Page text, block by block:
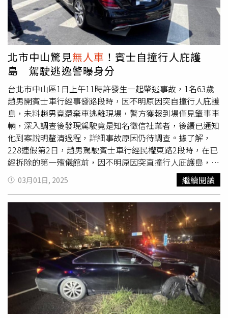
然而騎樓屬於供行人通行的開放空間，沈男行為顯礙於行人
通行，法官認定沈男違規屬實，原處分並無違誤，因此駁回
告訴，本案還可上訴。此外，台南市政府交通局指出，沈男
停車之處屬於人行道，土地、房屋的所有權人在建築之初，
就負有供公眾通行的義務，駕駛人也不得於騎樓停車，或臨
時停車。
北市中山驚見無人車 ！賓士自撞行人庇護
島 駕駛逃逸警曝身分
台北市中山區1日上午11時許發生一起肇逃事故，1名63歲
趙男開賓士車行經事發路段時，因不明原因突自撞行人庇護
島，未料趙男竟還棄車逃離現場，警方獲報到場僅見肇事車
輛，深入調查後發現駕駛竟是知名徵信社業者，後續已通知
他到案說明釐清過程，詳細事故原因仍待調查。據了解，
228連假第2日，趙男駕駛賓士車行經民權東路2段時，在已
經拆除的第一殯儀館前，因不明原因突直撞行人庇護島，豈
料趙男下車後竟將車遺留在現場，接著自行離開現場。警方
表示，上午11時許獲報，民權東路2段有賓士車自撞行人庇
護島，警方到場處理時，卻發現駕駛早已逃之夭夭，隨即調
閱監視器及查詢車籍鎖定車主，結果發現駕駛竟是徵信社老
闆趙男，後續警方已通之他到案說明，趙男則供稱是因未注
意前方車況惹禍，再加上自覺丟臉才棄車逃離現場，詳細事
故原因仍待警方進一步調查釐清。
03月01日, 2025 繼續閱讀